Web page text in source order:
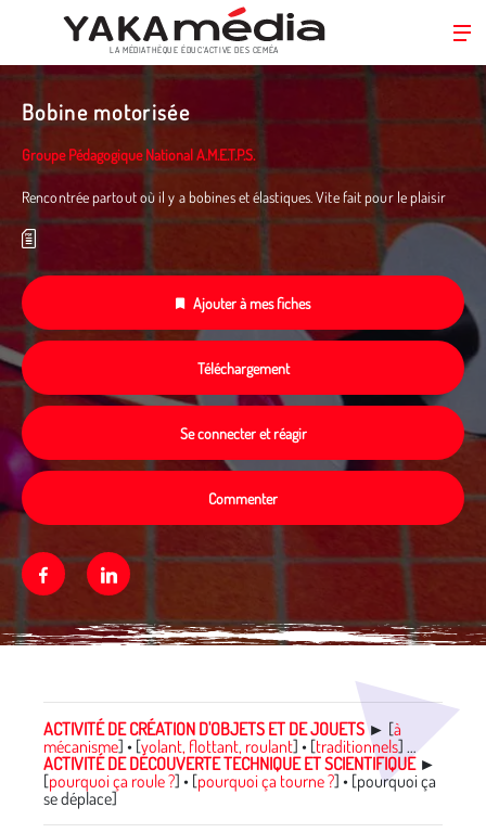
Aller
contenu
principal
LA MÉDIATHÈQUE ÉDUC’ACTIVE DES CEMÉA
Bobine motorisée
Groupe Pédagogique National A.M.E.T.P.S.
Rencontrée partout où il y a bobines et élastiques. Vite fait pour le plaisir
Ajouter à mes fiches
Téléchargement
Se connecter et réagir
Commenter
FacebookLinkedin
ACTIVITÉ DE CRÉATION D'OBJETS ET DE JOUETS► [à
mécanisme] • [volant, flottant, roulant] • [traditionnels] …
ACTIVITÉ DE DÉCOUVERTE TECHNIQUE ET SCIENTIFIQUE ►
[pourquoi ça roule ?] • [pourquoi ça tourne ?] • [pourquoi ça
se déplace]